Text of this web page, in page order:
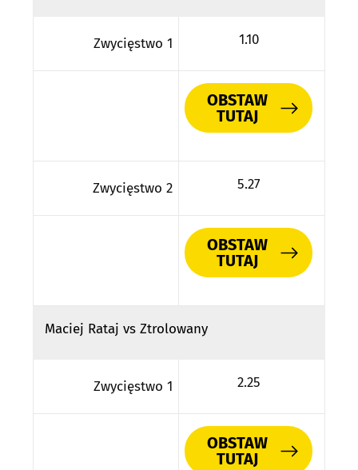
Zwycięstwo 1 1.10
OBSTAW
TUTAJ
Zwycięstwo 2 5.27
OBSTAW
TUTAJ
Maciej Rataj vs Ztrolowany
Zwycięstwo 1 2.25
OBSTAW
TUTAJ